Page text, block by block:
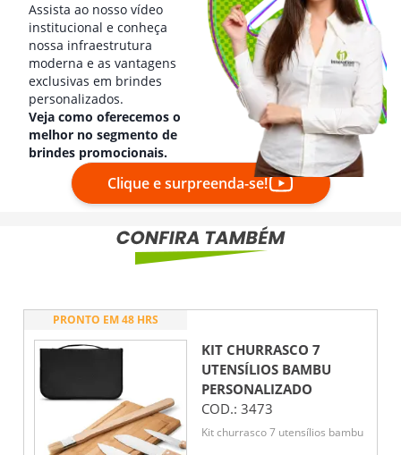
Assista ao nosso vídeo
institucional e conheça
nossa infraestrutura
moderna e as vantagens
exclusivas em brindes
personalizados.
Veja como oferecemos o
melhor no segmento de
brindes promocionais.
Clique e surpreenda-se!
PRONTO EM 48 HRS
KIT CHURRASCO 7
UTENSÍLIOS BAMBU
PERSONALIZADO
COD.: 3473
Kit churrasco 7 utensílios bambu